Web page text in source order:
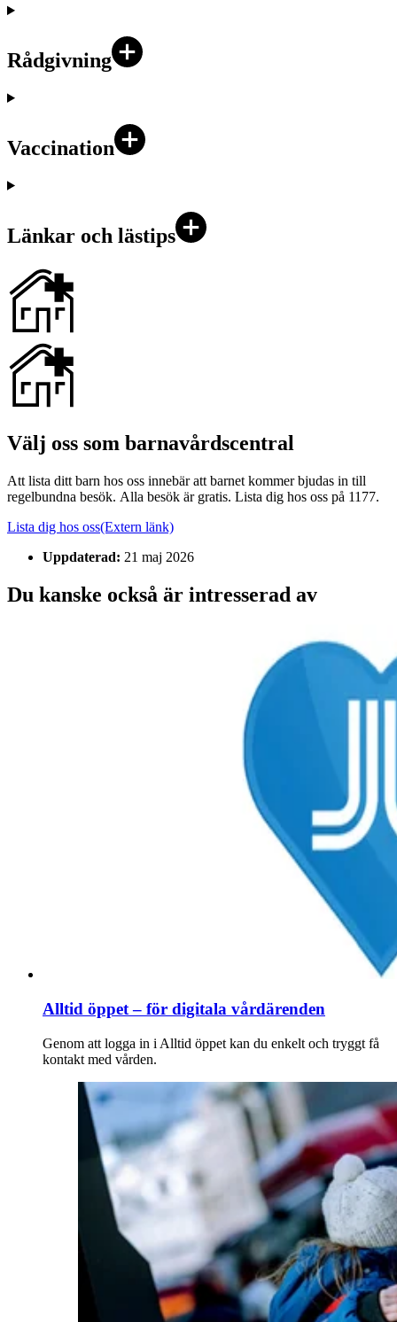
Rådgivning
Vaccination
Länkar och lästips
Välj oss som barnavårdscentral
Att lista ditt barn hos oss innebär att barnet kommer bjudas in till
regelbundna besök. Alla besök är gratis. Lista dig hos oss på 1177.
Lista dig hos oss(Extern länk)
Uppdaterad: 21 maj 2026
Du kanske också är intresserad av
Alltid öppet – för digitala vårdärenden
Genom att logga in i Alltid öppet kan du enkelt och tryggt få
kontakt med vården.